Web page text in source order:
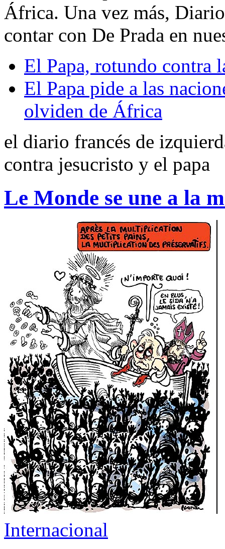
África. Una vez más,
contar con De Prada en
El Papa, rotundo contra
El Papa pide a las
olviden de África
el diario francés de
contra jesucristo y el papa
Le Monde se une a la
Internacional